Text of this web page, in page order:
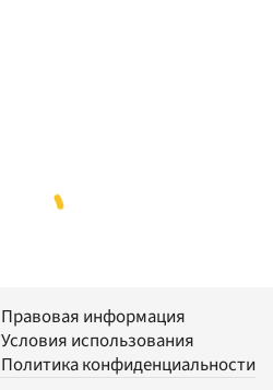
Правовая информация
Условия использования
Политика конфиденциальности